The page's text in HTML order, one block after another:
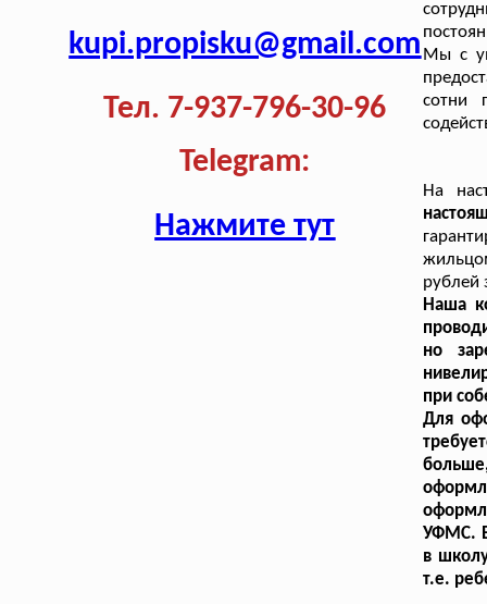
kupi.propisku@gmail.com
Тел. 7-937-796-30-96
Telegram:
Нажмите тут
Мы с
сотни
На
рублей
Наша
но
при
Для
УФМС.
в
т.е.